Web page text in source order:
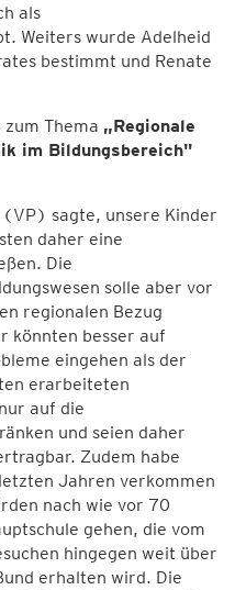
als
Weiters wurde Adelheid
bestimmt und Renate
Thema „Regionale
im Bildungsbereich"
sagte, unsere Kinder
daher eine
Die
solle aber vor
regionalen Bezug
könnten besser auf
eingehen als der
erarbeiteten
auf die
und seien daher
Zudem habe
Jahren verkommen
nach wie vor 70
gehen, die vom
hingegen weit über
erhalten wird. Die